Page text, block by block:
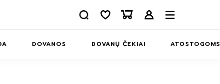
DOVANOS DOVANŲ ČEKIAI ATOSTOGOMS